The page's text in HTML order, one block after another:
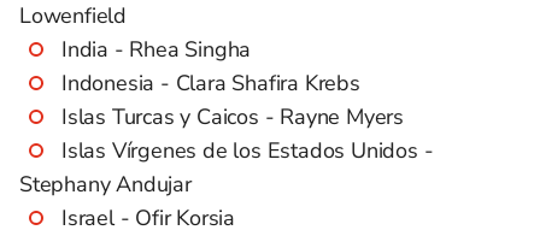
Lowenfield
India - Rhea Singha
Indonesia - Clara Shafira Krebs
Islas Turcas y Caicos - Rayne Myers
Islas Vírgenes de los Estados Unidos -
Stephany Andujar
Israel - Ofir Korsia